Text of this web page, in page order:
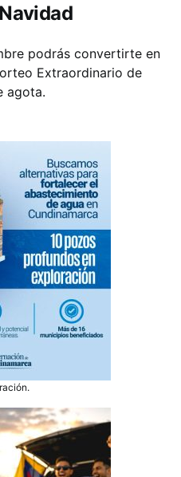
podrás convertirte en
Extraordinario de
agota.